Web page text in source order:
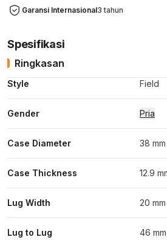
Garansi Internasional3 tahun
Spesifikasi
Ringkasan
Style Field
Gender Pria
Case Diameter 38 mm
Case Thickness 12.9
Lug Width 20 mm
Lug to Lug 46 mm